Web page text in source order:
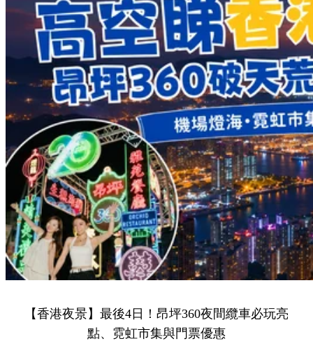
【香港夜景】最後4日！昂坪360夜間纜車必玩亮
點、霓虹市集與門票優惠